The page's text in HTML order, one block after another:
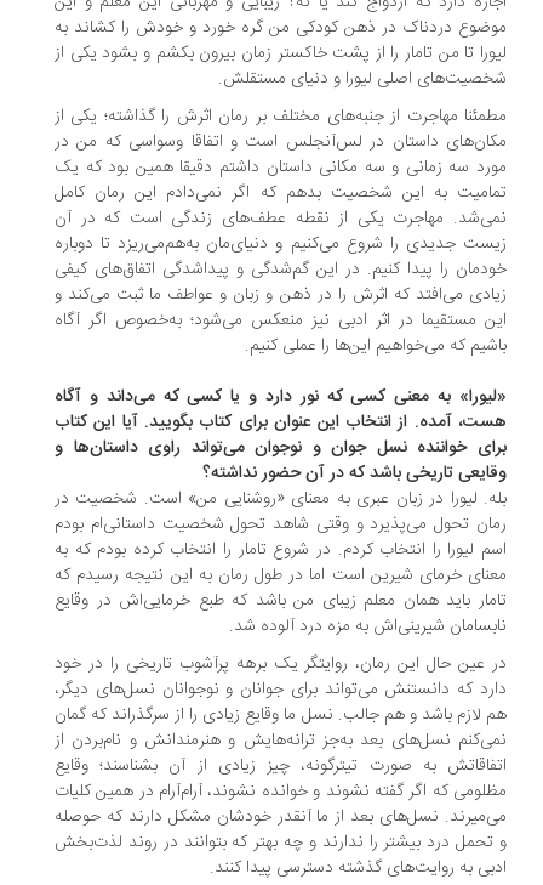
دردناک در ذهن کودکی من گره خورد و خودش را کشاند به
تا من تامار را از پشت خاکستر زمان بیرون بکشم و بشود یکی از
اصلی لیورا و دنیای مستقلش.
مهاجرت از جنبه‌های مختلف بر رمان اثرش را گذاشته؛ یکی از
داستان در لس‌آنجلس است و اتفاقا وسواسی که من در
سه زمانی و سه مکانی داستان داشتم دقیقا همین بود که یک
به این شخصیت بدهم که اگر نمی‌دادم این رمان کامل
مهاجرت یکی از نقطه عطف‌های زندگی است که در آن
جدیدی را شروع می‌کنیم و دنیای‌مان به‌هم‌می‌ریزد تا دوباره
را پیدا کنیم. در این گم‌شدگی و پیداشدگی اتفاق‌های کیفی
می‌افتد که اثرش را در ذهن و زبان و عواطف ما ثبت می‌کند و
مستقیما در اثر ادبی نیز منعکس می‌شود؛ به‌خصوص اگر آگاه
که می‌خواهیم این‌ها را عملی کنیم.
به معنی کسی که نور دارد و یا کسی که می‌داند و آگاه
آمده. از انتخاب این عنوان برای کتاب بگویید. آیا این کتاب
خواننده نسل جوان و نوجوان می‌تواند راوی داستان‌ها و
تاریخی باشد که در آن حضور نداشته؟
لیورا در زبان عبری به معنای «روشنایی من» است. شخصیت در
تحول می‌پذیرد و وقتی شاهد تحول شخصیت داستانی‌ام بودم
لیورا را انتخاب کردم. در شروع تامار را انتخاب کرده بودم که به
خرمای شیرین است اما در طول رمان به این نتیجه رسیدم که
باید همان معلم زیبای من باشد که طبع خرمایی‌اش در وقایع
شیرینی‌اش به مزه درد آلوده شد.
عین حال این رمان، روایتگر یک برهه پرآشوب تاریخی را در خود
که دانستنش می‌تواند برای جوانان و نوجوانان نسل‌های دیگر،
لازم باشد و هم جالب. نسل ما وقایع زیادی را از سرگذراند که گمان
نسل‌های بعد به‌جز ترانه‌هایش و هنرمندانش و نام‌بردن از
به صورت تیترگونه، چیز زیادی از آن بشناسند؛ وقایع
که اگر گفته نشوند و خوانده نشوند، آرام‌آرام در همین کلیات
نسل‌های بعد از ما آنقدر خودشان مشکل دارند که حوصله
درد بیشتر را ندارند و چه بهتر که بتوانند در روند لذت‌بخش
به روایت‌های گذشته دسترسی پیدا کنند.